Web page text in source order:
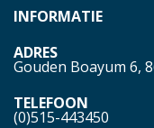
INFORMATIE
ADRES
Gouden Boayum 6,
TELEFOON
(0)515-443450